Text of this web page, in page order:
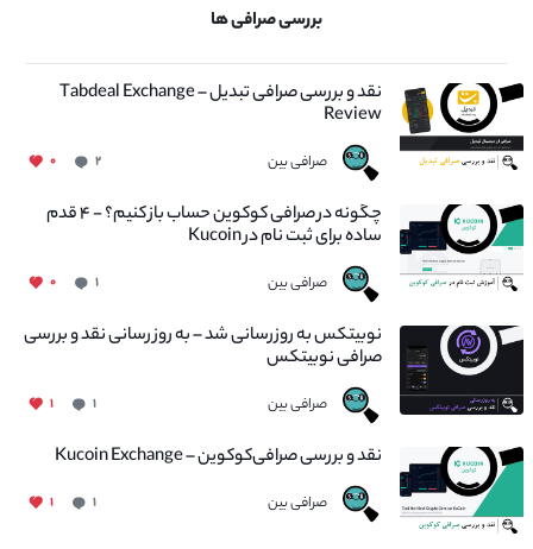
بررسی صرافی ها
نقد و بررسی صرافی تبدیل – Tabdeal Exchange
Review
صرافی بین ۲ ۰
چگونه در صرافی کوکوین حساب باز کنیم؟ - ۴ قدم
ساده برای ثبت نام در Kucoin
صرافی بین ۱ ۰
نوبیتکس به روزرسانی شد – به روز رسانی نقد و بررسی
صرافی نوبیتکس
صرافی بین ۱ ۱
نقد و بررسی صرافی‌کوکوین – Kucoin Exchange
صرافی بین ۱ ۱